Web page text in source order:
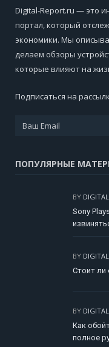
Digital-Report.ru — это
портал, который
экономики. Мы
делаем обзоры
которые влияют на
Подписаться на
ПОПУЛЯРНЫЕ
BY
Sony
BY
Стоит ли
BY
Как
полное